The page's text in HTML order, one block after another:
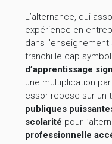
L’alternance, qui
expérience en
dans l’enseignement
franchi le cap
d’apprentissage
une multiplication
essor repose sur un
publiques
scolarité pour
professionnelle